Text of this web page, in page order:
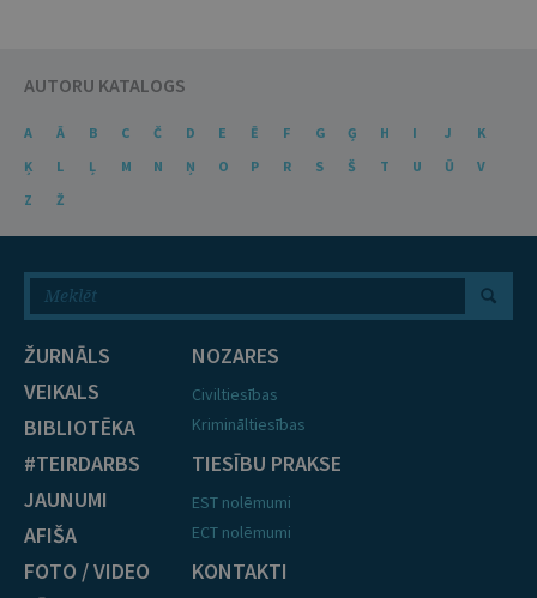
AUTORU KATALOGS
A Ā B C Č D E Ē F G Ģ H I J
K
Ķ
L Ļ M N Ņ O P R S Š T U Ū
V
Z
Ž
ŽURNĀLS
VEIKALS
BIBLIOTĒKA
#TEIRDARBS
JAUNUMI
AFIŠA
FOTO / VIDEO
NOZARES
Civiltiesības
Krimināltiesības
TIESĪBU PRAKSE
EST nolēmumi
ECT nolēmumi
KONTAKTI